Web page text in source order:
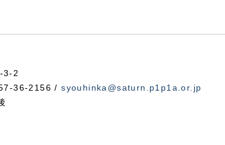
3-2
36-2156 /syouhinka@saturn.p1p1a.or.jp